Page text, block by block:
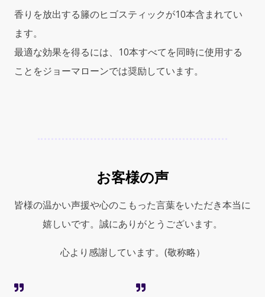
フ
リ
ー
ジ
ア
香りを放出する籐のヒゴスティックが10本含まれてい
ます。
最適な効果を得るには、10本すべてを同時に使用する
ことをジョーマローンでは奨励しています。
お客様の声
皆様の温かい声援や心のこもった言葉をいただき本当に
嬉しいです。誠にありがとうございます。
心より感謝しています。(敬称略）